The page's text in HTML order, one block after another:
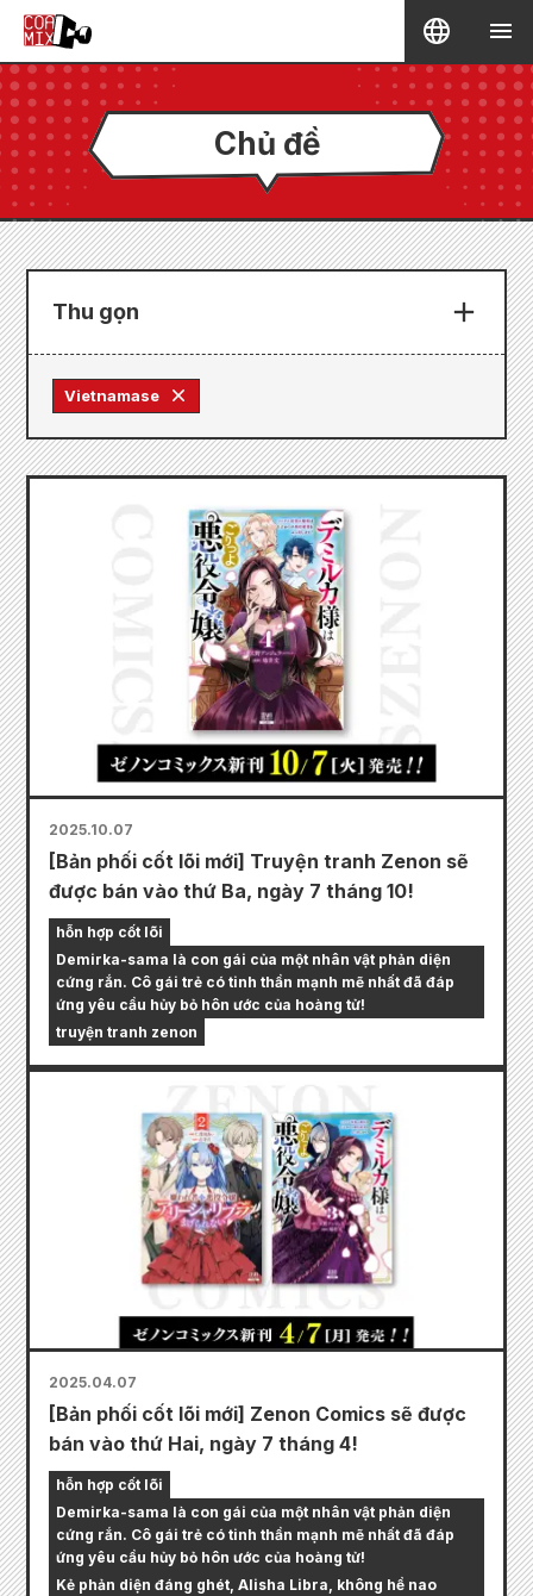
Chủ đề
Thu gọn
Vietnamase
2025.10.07
[Bản phối cốt lõi mới] Truyện tranh Zenon sẽ
được bán vào thứ Ba, ngày 7 tháng 10!
hỗn hợp cốt lõi
Demirka-sama là con gái của một nhân vật phản diện
cứng rắn. Cô gái trẻ có tinh thần mạnh mẽ nhất đã đáp
ứng yêu cầu hủy bỏ hôn ước của hoàng tử!
truyện tranh zenon
2025.04.07
[Bản phối cốt lõi mới] Zenon Comics sẽ được
bán vào thứ Hai, ngày 7 tháng 4!
hỗn hợp cốt lõi
Demirka-sama là con gái của một nhân vật phản diện
cứng rắn. Cô gái trẻ có tinh thần mạnh mẽ nhất đã đáp
ứng yêu cầu hủy bỏ hôn ước của hoàng tử!
Kẻ phản diện đáng ghét, Alisha Libra, không hề nao